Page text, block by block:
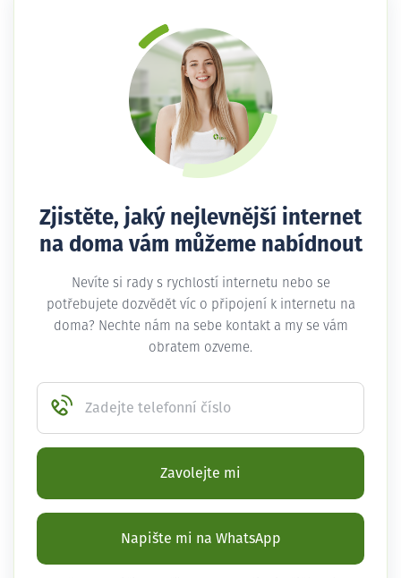
Zjistěte, jaký nejlevnější internet
na doma vám můžeme nabídnout
Nevíte si rady s rychlostí internetu nebo se
potřebujete dozvědět víc o připojení k internetu na
doma? Nechte nám na sebe kontakt a my se vám
obratem ozveme.
Zadejte telefonní číslo
Zavolejte mi
Napište mi na WhatsApp